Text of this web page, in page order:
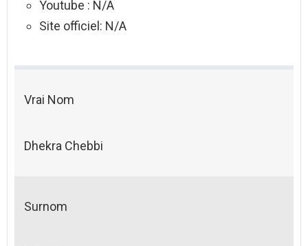
Youtube : N/A
Site officiel: N/A
Vrai Nom
Dhekra Chebbi
Surnom